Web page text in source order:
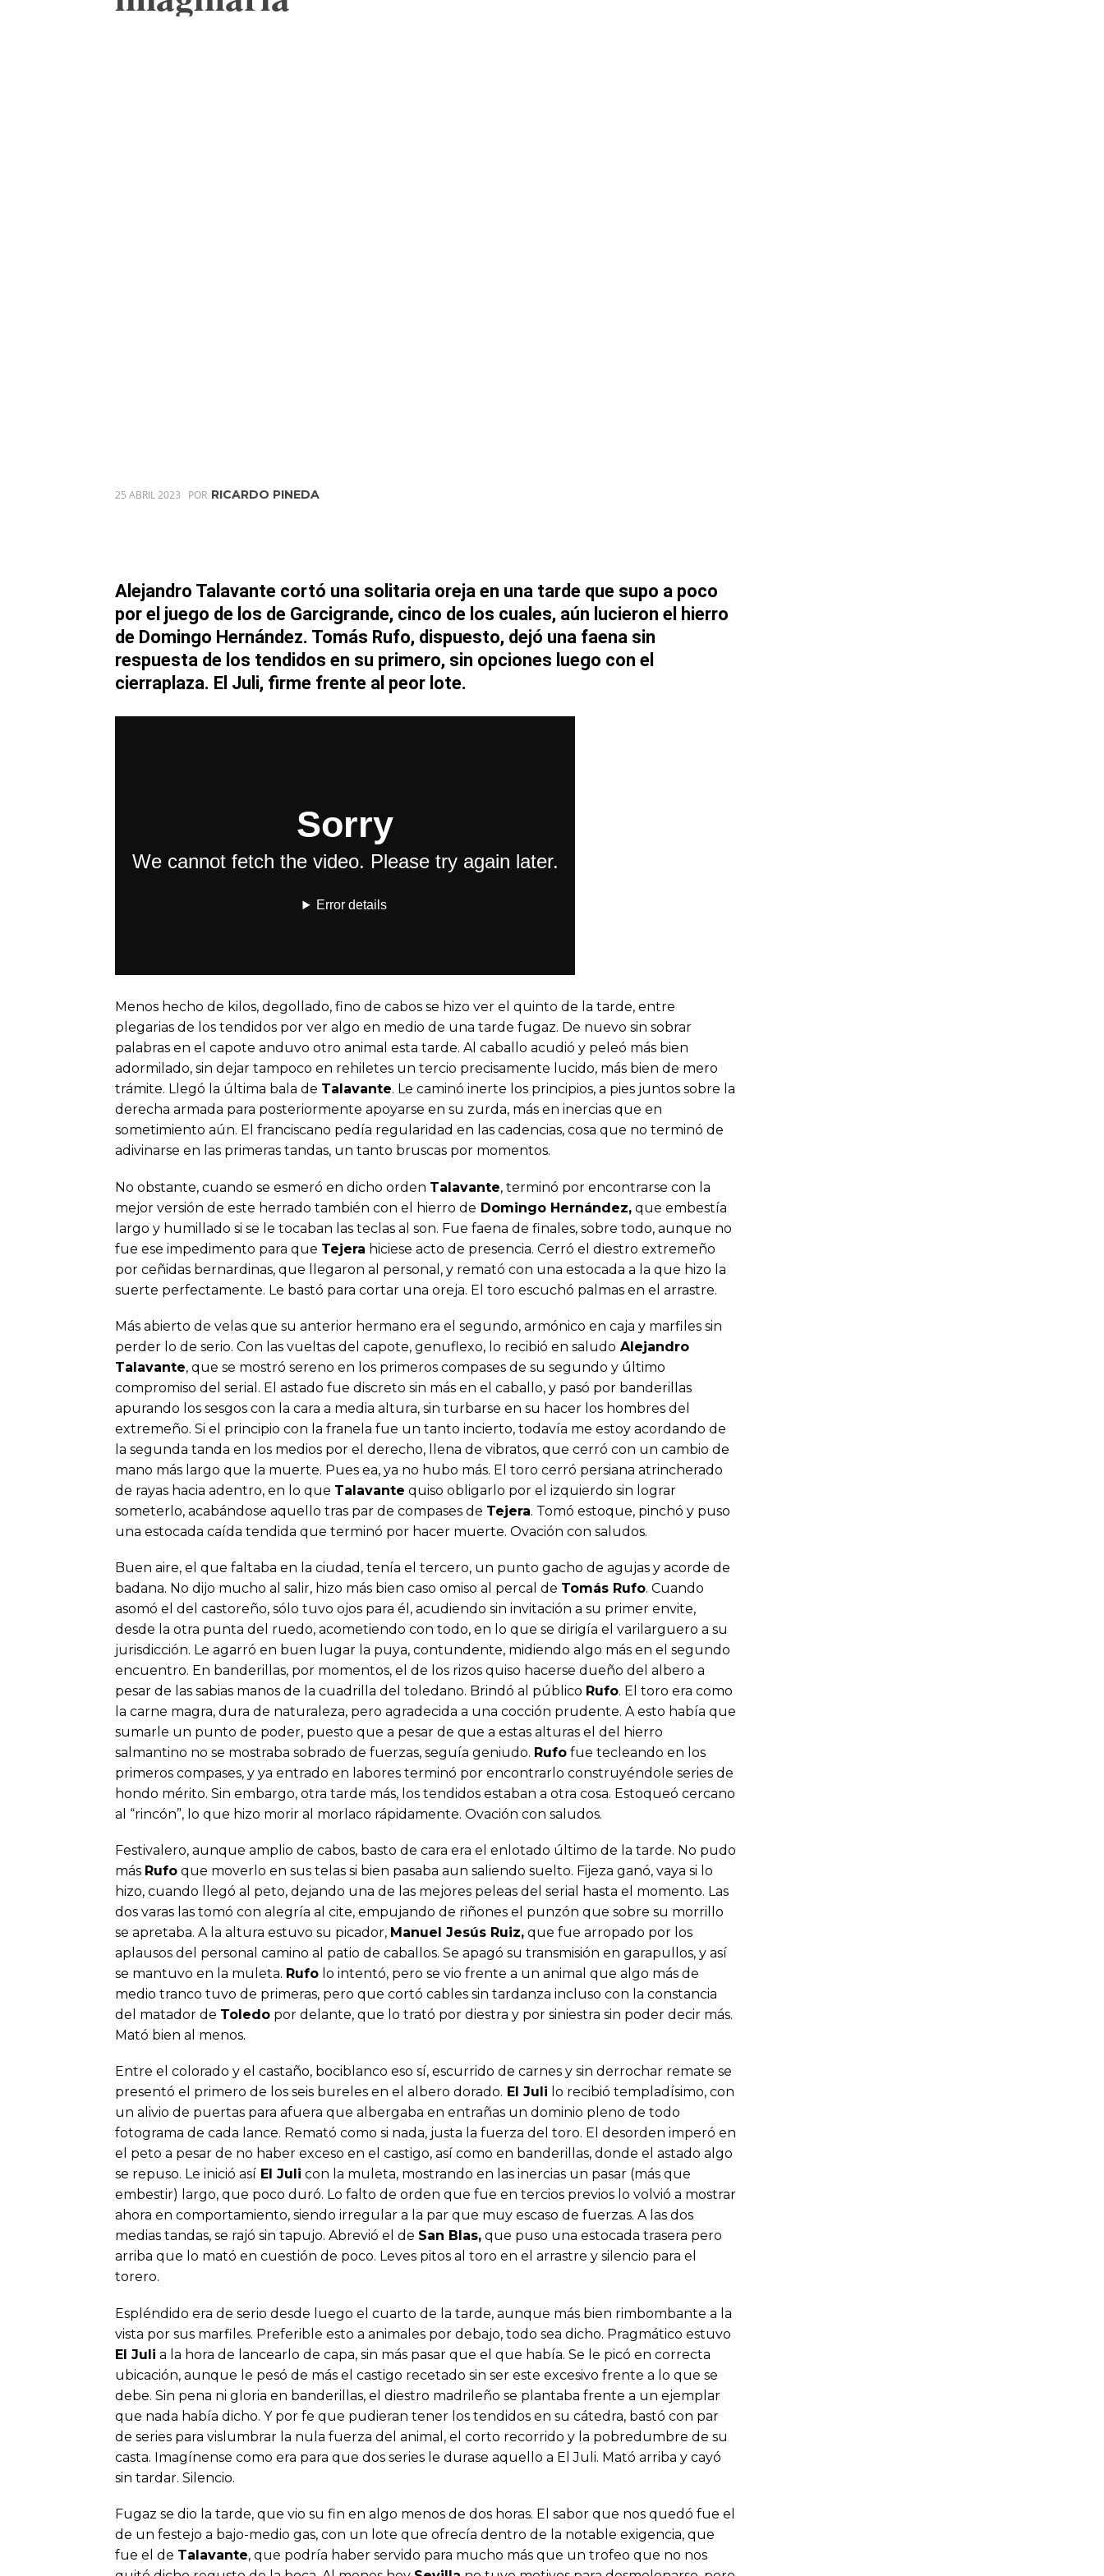
25 ABRIL 2023 POR RICARDO PINEDA
Alejandro Talavante cortó una solitaria oreja en una tarde que supo a poco
por el juego de los de Garcigrande, cinco de los cuales, aún lucieron el hierro
de Domingo Hernández. Tomás Rufo, dispuesto, dejó una faena sin
respuesta de los tendidos en su primero, sin opciones luego con el
cierraplaza. El Juli, firme frente al peor lote.
Menos hecho de kilos, degollado, fino de cabos se hizo ver el quinto de la tarde, entre
plegarias de los tendidos por ver algo en medio de una tarde fugaz. De nuevo sin sobrar
palabras en el capote anduvo otro animal esta tarde. Al caballo acudió y peleó más bien
adormilado, sin dejar tampoco en rehiletes un tercio precisamente lucido, más bien de mero
trámite. Llegó la última bala de Talavante. Le caminó inerte los principios, a pies juntos sobre la
derecha armada para posteriormente apoyarse en su zurda, más en inercias que en
sometimiento aún. El franciscano pedía regularidad en las cadencias, cosa que no terminó de
adivinarse en las primeras tandas, un tanto bruscas por momentos.
No obstante, cuando se esmeró en dicho orden Talavante, terminó por encontrarse con la
mejor versión de este herrado también con el hierro de Domingo Hernández, que embestía
largo y humillado si se le tocaban las teclas al son. Fue faena de finales, sobre todo, aunque no
fue ese impedimento para que Tejera hiciese acto de presencia. Cerró el diestro extremeño
por ceñidas bernardinas, que llegaron al personal, y remató con una estocada a la que hizo la
suerte perfectamente. Le bastó para cortar una oreja. El toro escuchó palmas en el arrastre.
Más abierto de velas que su anterior hermano era el segundo, armónico en caja y marfiles sin
perder lo de serio. Con las vueltas del capote, genuflexo, lo recibió en saludo Alejandro
Talavante, que se mostró sereno en los primeros compases de su segundo y último
compromiso del serial. El astado fue discreto sin más en el caballo, y pasó por banderillas
apurando los sesgos con la cara a media altura, sin turbarse en su hacer los hombres del
extremeño. Si el principio con la franela fue un tanto incierto, todavía me estoy acordando de
la segunda tanda en los medios por el derecho, llena de vibratos, que cerró con un cambio de
mano más largo que la muerte. Pues ea, ya no hubo más. El toro cerró persiana atrincherado
de rayas hacia adentro, en lo que Talavante quiso obligarlo por el izquierdo sin lograr
someterlo, acabándose aquello tras par de compases de Tejera. Tomó estoque, pinchó y puso
una estocada caída tendida que terminó por hacer muerte. Ovación con saludos.
Buen aire, el que faltaba en la ciudad, tenía el tercero, un punto gacho de agujas y acorde de
badana. No dijo mucho al salir, hizo más bien caso omiso al percal de Tomás Rufo. Cuando
asomó el del castoreño, sólo tuvo ojos para él, acudiendo sin invitación a su primer envite,
desde la otra punta del ruedo, acometiendo con todo, en lo que se dirigía el varilarguero a su
jurisdicción. Le agarró en buen lugar la puya, contundente, midiendo algo más en el segundo
encuentro. En banderillas, por momentos, el de los rizos quiso hacerse dueño del albero a
pesar de las sabias manos de la cuadrilla del toledano. Brindó al público Rufo. El toro era como
la carne magra, dura de naturaleza, pero agradecida a una cocción prudente. A esto había que
sumarle un punto de poder, puesto que a pesar de que a estas alturas el del hierro
salmantino no se mostraba sobrado de fuerzas, seguía geniudo. Rufo fue tecleando en los
primeros compases, y ya entrado en labores terminó por encontrarlo construyéndole series de
hondo mérito. Sin embargo, otra tarde más, los tendidos estaban a otra cosa. Estoqueó cercano
al “rincón”, lo que hizo morir al morlaco rápidamente. Ovación con saludos.
Festivalero, aunque amplio de cabos, basto de cara era el enlotado último de la tarde. No pudo
más Rufo que moverlo en sus telas si bien pasaba aun saliendo suelto. Fijeza ganó, vaya si lo
hizo, cuando llegó al peto, dejando una de las mejores peleas del serial hasta el momento. Las
dos varas las tomó con alegría al cite, empujando de riñones el punzón que sobre su morrillo
se apretaba. A la altura estuvo su picador, Manuel Jesús Ruiz, que fue arropado por los
aplausos del personal camino al patio de caballos. Se apagó su transmisión en garapullos, y así
se mantuvo en la muleta. Rufo lo intentó, pero se vio frente a un animal que algo más de
medio tranco tuvo de primeras, pero que cortó cables sin tardanza incluso con la constancia
del matador de Toledo por delante, que lo trató por diestra y por siniestra sin poder decir más.
Mató bien al menos.
Entre el colorado y el castaño, bociblanco eso sí, escurrido de carnes y sin derrochar remate se
presentó el primero de los seis bureles en el albero dorado. El Juli lo recibió templadísimo, con
un alivio de puertas para afuera que albergaba en entrañas un dominio pleno de todo
fotograma de cada lance. Remató como si nada, justa la fuerza del toro. El desorden imperó en
el peto a pesar de no haber exceso en el castigo, así como en banderillas, donde el astado algo
se repuso. Le inició así El Juli con la muleta, mostrando en las inercias un pasar (más que
embestir) largo, que poco duró. Lo falto de orden que fue en tercios previos lo volvió a mostrar
ahora en comportamiento, siendo irregular a la par que muy escaso de fuerzas. A las dos
medias tandas, se rajó sin tapujo. Abrevió el de San Blas, que puso una estocada trasera pero
arriba que lo mató en cuestión de poco. Leves pitos al toro en el arrastre y silencio para el
torero.
Espléndido era de serio desde luego el cuarto de la tarde, aunque más bien rimbombante a la
vista por sus marfiles. Preferible esto a animales por debajo, todo sea dicho. Pragmático estuvo
El Juli a la hora de lancearlo de capa, sin más pasar que el que había. Se le picó en correcta
ubicación, aunque le pesó de más el castigo recetado sin ser este excesivo frente a lo que se
debe. Sin pena ni gloria en banderillas, el diestro madrileño se plantaba frente a un ejemplar
que nada había dicho. Y por fe que pudieran tener los tendidos en su cátedra, bastó con par
de series para vislumbrar la nula fuerza del animal, el corto recorrido y la pobredumbre de su
casta. Imagínense como era para que dos series le durase aquello a El Juli. Mató arriba y cayó
sin tardar. Silencio.
Fugaz se dio la tarde, que vio su fin en algo menos de dos horas. El sabor que nos quedó fue el
de un festejo a bajo-medio gas, con un lote que ofrecía dentro de la notable exigencia, que
fue el de Talavante, que podría haber servido para mucho más que un trofeo que no nos